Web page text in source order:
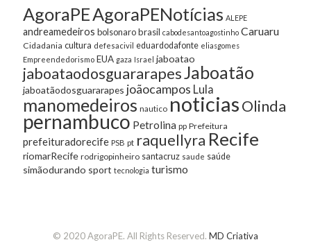
AgoraPEAgoraPENotícias ALEPE
andreamedeiros bolsonarobrasil cabodesantoagostinho Caruaru
Cidadania cultura defesacivil eduardodafonte eliasgomes
Empreendedorismo EUA gaza Israel jaboatao
jaboataodosguararapesJaboatão
jaboatãodosguararapes joãocampos Lula
manomedeiros nautico noticiasOlinda
pernambuco Petrolina pp Prefeitura
prefeituradorecife PSB pt raquellyra Recife
riomarRecife rodrigopinheiro santacruz saude saúde
simãodurando sport tecnologia turismo
© 2020 AgoraPE. All Rights Reserved. MD Criativa